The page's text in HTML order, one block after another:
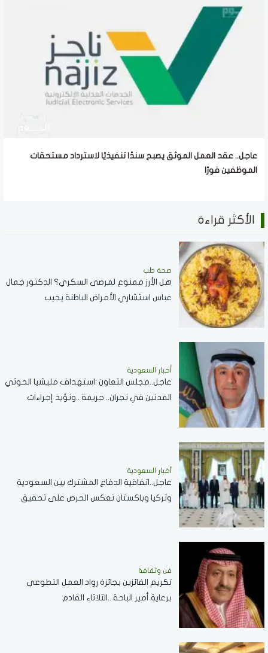
عاجل.. عقد العمل الموثق يصبح سندًا تنفيذيًا لاسترداد مستحقات
الموظفين فورًا
الأكثر قراءة
صحة طب
هل الأرز ممنوع لمرضى السكري؟ الدكتور جمال
عباس استشاري الأمراض الباطنة يجيب
أخبار السعودية
عاجل..مجلس التعاون :استهداف مليشيا الحوثي
المدنين في نجران.. جريمة ..ونؤيد إجراءات
أخبار السعودية
عاجل..اتفاقية الدفاع المشترك بين السعودية
وتركيا وباكستان تعكس الحرص على تحقيق
فن وثقافة
تكريم الفائزين بجائزة رواد العمل التطوعي
برعاية أمير الباحة ..الثلاثاء القادم